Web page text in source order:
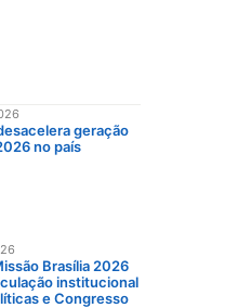
geração
no país
Brasília 2026
institucional
e Congresso